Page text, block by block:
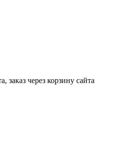
через корзину сайта